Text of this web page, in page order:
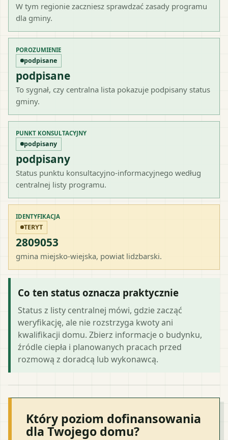
W tym regionie zaczniesz sprawdzać zasady programu
dla gminy.
POROZUMIENIE
podpisane
podpisane
To sygnał, czy centralna lista pokazuje podpisany status
gminy.
PUNKT KONSULTACYJNY
podpisany
podpisany
Status punktu konsultacyjno-informacyjnego według
centralnej listy programu.
IDENTYFIKACJA
TERYT
2809053
gmina miejsko-wiejska, powiat lidzbarski.
Co ten status oznacza praktycznie
Status z listy centralnej mówi, gdzie zacząć
weryfikację, ale nie rozstrzyga kwoty ani
kwalifikacji domu. Zbierz informacje o budynku,
źródle ciepła i planowanych pracach przed
rozmową z doradcą lub wykonawcą.
Który poziom dofinansowania
dla Twojego domu?